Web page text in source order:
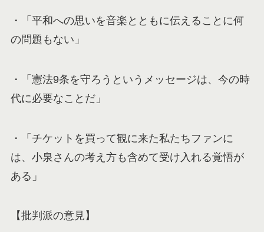
・「平和への思いを音楽とともに伝えることに何
の問題もない」
・「憲法9条を守ろうというメッセージは、今の時
代に必要なことだ」
・「チケットを買って観に来た私たちファンに
は、小泉さんの考え方も含めて受け入れる覚悟が
ある」
【批判派の意見】